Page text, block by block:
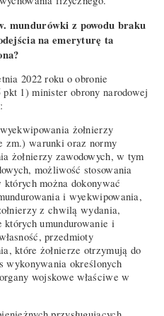
mundurówki z powodu braku
na emeryturę ta
2022 roku o obronie
1) minister obrony narodowej
żołnierzy
zm.) warunki oraz normy
żołnierzy zawodowych, w tym
możliwość stosowania
można dokonywać
i wyekwipowania,
z chwilą wydania,
umundurowanie i
przedmioty
które żołnierze otrzymują do
wykonywania określonych
wojskowe właściwe w